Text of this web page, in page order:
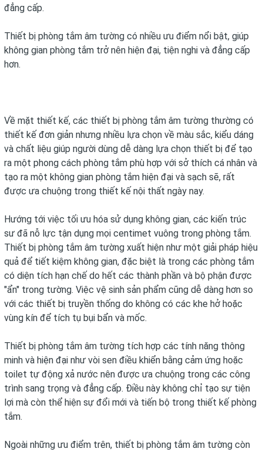
đẳng cấp.
Thiết bị phòng tắm âm tường có nhiều ưu điểm nổi bật, giúp
không gian phòng tắm trở nên hiện đại, tiện nghi và đẳng cấp
hơn.
Về mặt thiết kế, các thiết bị phòng tắm âm tường thường có
thiết kế đơn giản nhưng nhiều lựa chọn về màu sắc, kiểu dáng
và chất liệu giúp người dùng dễ dàng lựa chọn thiết bị để tạo
ra một phong cách phòng tắm phù hợp với sở thích cá nhân và
tạo ra một không gian phòng tắm hiện đại và sạch sẽ, rất
được ưa chuộng trong thiết kế nội thất ngày nay.
Hướng tới việc tối ưu hóa sử dụng không gian, các kiến trúc
sư đã nỗ lực tận dụng mọi centimet vuông trong phòng tắm.
Thiết bị phòng tắm âm tường xuất hiện như một giải pháp hiệu
quả để tiết kiệm không gian, đặc biệt là trong các phòng tắm
có diện tích hạn chế do hết các thành phần và bộ phận được
"ẩn" trong tường. Việc vệ sinh sản phẩm cũng dễ dàng hơn so
với các thiết bị truyền thống do không có các khe hở hoặc
vùng kín để tích tụ bụi bẩn và mốc.
Thiết bị phòng tắm âm tường tích hợp các tính năng thông
minh và hiện đại như vòi sen điều khiển bằng cảm ứng hoặc
toilet tự động xả nước nên được ưa chuộng trong các công
trình sang trọng và đẳng cấp. Điều này không chỉ tạo sự tiện
lợi mà còn thể hiện sự đổi mới và tiến bộ trong thiết kế phòng
tắm.
Ngoài những ưu điểm trên, thiết bị phòng tắm âm tường còn